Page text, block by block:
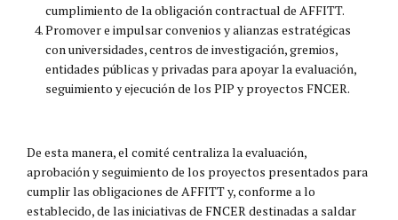
cumplimiento de la obligación contractual de AFFITT.
Promover e impulsar convenios y alianzas estratégicas
con universidades, centros de investigación, gremios,
entidades públicas y privadas para apoyar la evaluación,
seguimiento y ejecución de los PIP y proyectos FNCER.
De esta manera, el comité centraliza la evaluación,
aprobación y seguimiento de los proyectos presentados para
cumplir las obligaciones de AFFITT y, conforme a lo
establecido, de las iniciativas de FNCER destinadas a saldar